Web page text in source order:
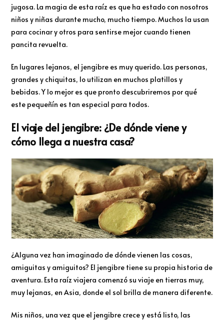
jugosa. La magia de esta raíz es que ha estado con nosotros
niños y niñas durante mucho, mucho tiempo. Muchos la usan
para cocinar y otros para sentirse mejor cuando tienen
pancita revuelta.
En lugares lejanos, el jengibre es muy querido. Las personas,
grandes y chiquitas, lo utilizan en muchos platillos y
bebidas. Y lo mejor es que pronto descubriremos por qué
este pequeñín es tan especial para todos.
El viaje del jengibre: ¿De dónde viene y
cómo llega a nuestra casa?
¿Alguna vez han imaginado de dónde vienen las cosas,
amiguitas y amiguitos? El jengibre tiene su propia historia de
aventura. Esta raíz viajera comenzó su viaje en tierras muy,
muy lejanas, en Asia, donde el sol brilla de manera diferente.
Mis niños, una vez que el jengibre crece y está listo, las